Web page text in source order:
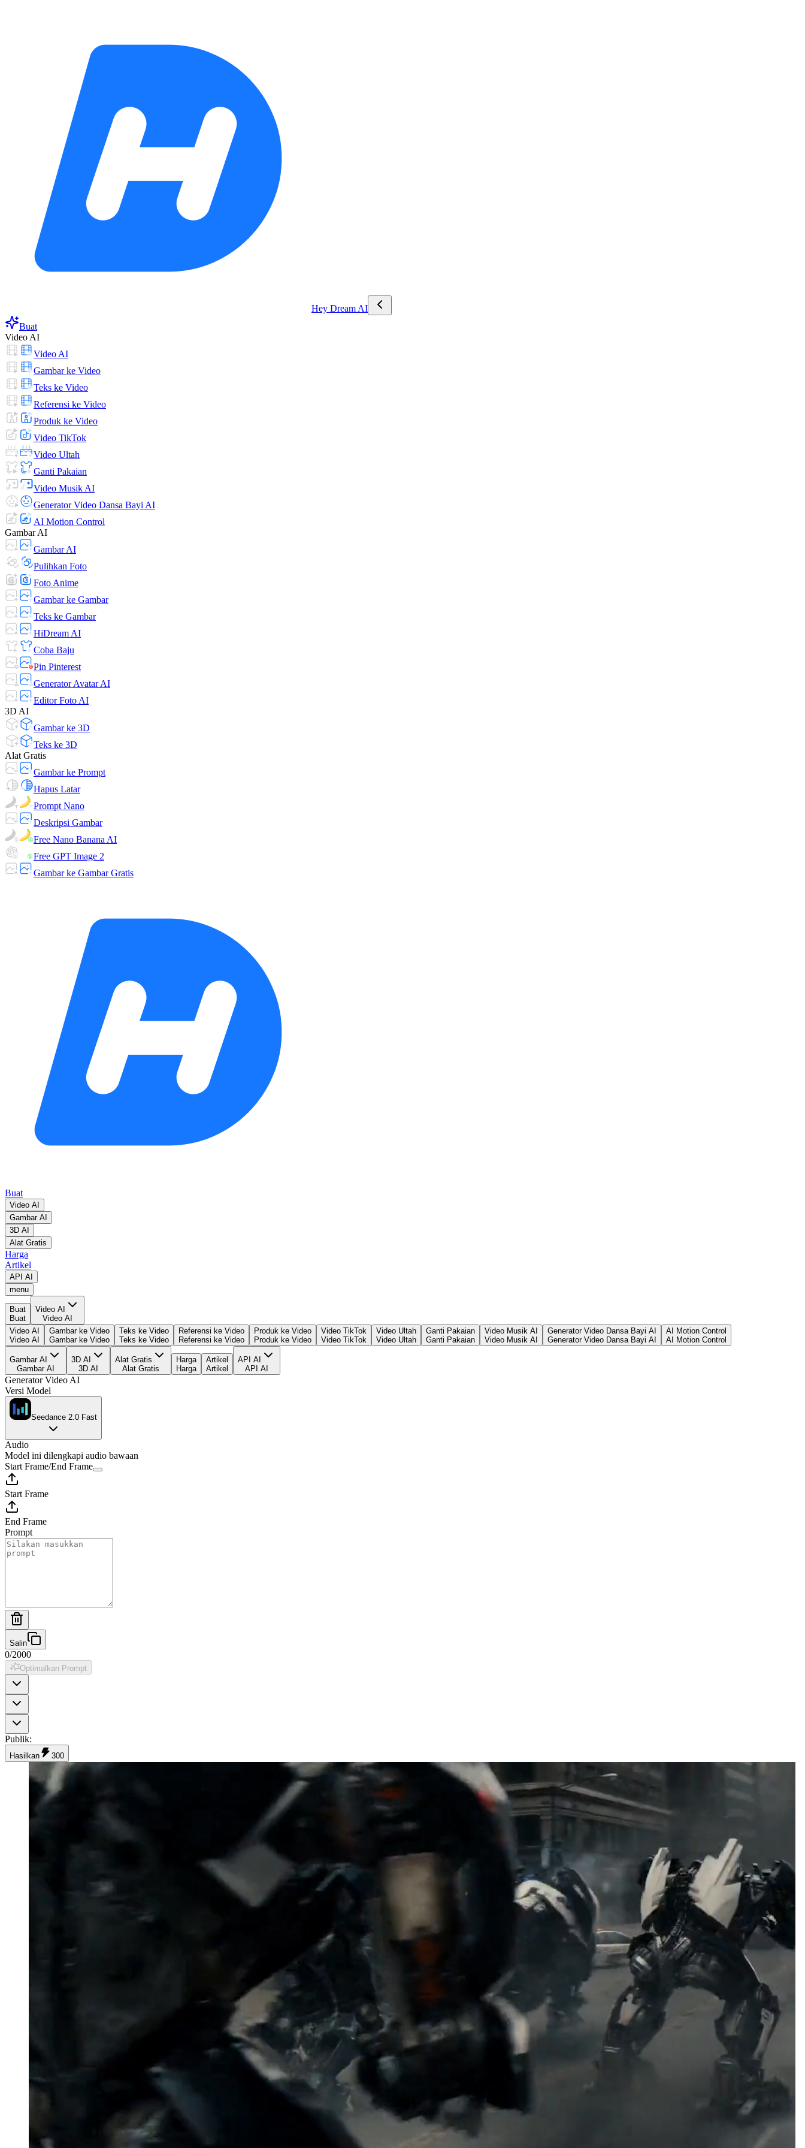
Hey Dream AI
Buat
Video AI
Video AI
Gambar ke Video
Teks ke Video
Referensi ke Video
Produk ke Video
Video TikTok
Video Ultah
Ganti Pakaian
Video Musik AI
Generator Video Dansa Bayi AI
AI Motion Control
Gambar AI
Gambar AI
Pulihkan Foto
Foto Anime
Gambar ke Gambar
Teks ke Gambar
HiDream AI
Coba Baju
Pin Pinterest
Generator Avatar AI
Editor Foto AI
3D AI
Gambar ke 3D
Teks ke 3D
Alat Gratis
Gambar ke Prompt
Hapus Latar
Prompt Nano
Deskripsi Gambar
Free Nano Banana AI
Free GPT Image 2
Gambar ke Gambar Gratis
Buat
Video AI
Gambar AI
3D AI
Alat Gratis
Harga
Artikel
API AI
menu
Buat
Buat
Video AI
Video AI
Video AI
Video AI
Gambar ke Video
Gambar ke Video
Teks ke Video
Teks ke Video
Referensi ke Video
Referensi ke Video
Produk ke Video
Produk ke Video
Video TikTok
Video TikTok
Video Ultah
Video Ultah
Ganti Pakaian
Ganti Pakaian
Video Musik AI
Video Musik AI
Generator Video Dansa Bayi AI
Generator Video Dansa Bayi AI
AI Motion Control
AI Motion Control
Gambar AI
Gambar AI
3D AI
3D AI
Alat Gratis
Alat Gratis
Harga
Harga
Artikel
Artikel
API AI
API AI
Generator Video AI
Versi Model
Seedance 2.0 Fast
Audio
Model ini dilengkapi audio bawaan
Start Frame/End Frame
Start Frame
End Frame
Prompt
Salin
0/2000
Optimalkan Prompt
Publik:
Hasilkan 300